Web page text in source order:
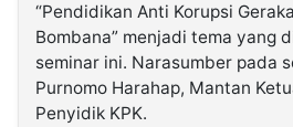
“Pendidikan Anti Korupsi
Bombana” menjadi tema yang
seminar ini. Narasumber pada
Purnomo Harahap, Mantan
Penyidik KPK.